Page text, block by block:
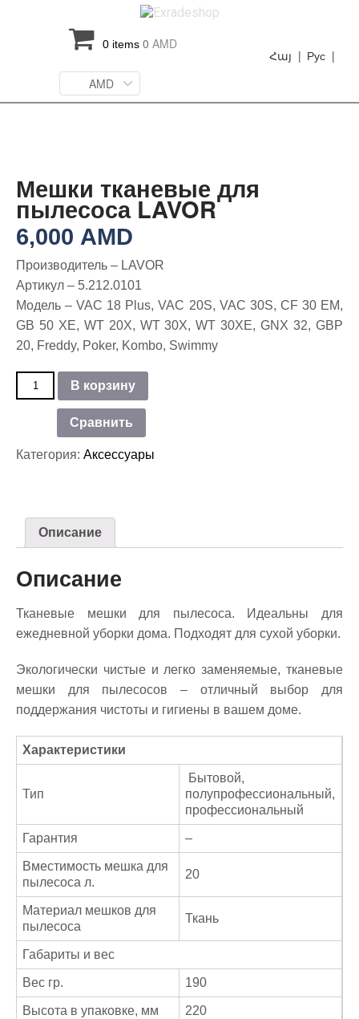
0 items 0 AMD
Рус |
Հայ |
AMD
Мешки тканевые для
пылесоса LAVOR
6,000 AMD
Производитель – LAVOR
Артикул – 5.212.0101
Модель – VAC 18 Plus, VAC 20S, VAC 30S, CF 30 EM,
GB 50 XE, WT 20X, WT 30X, WT 30XE, GNX 32, GBP
20, Freddy, Poker, Kombo, Swimmy
Количество
тканевые
пылесоса
В корзину
Сравнить
Категория: Аксессуары
Описание
Описание
Тканевые мешки для пылесоса. Идеальны для
ежедневной уборки дома. Подходят для сухой уборки.
Экологически чистые и легко заменяемые, тканевые
мешки для пылесосов – отличный выбор для
поддержания чистоты и гигиены в вашем доме.
Характеристики
Тип
Бытовой,
полупрофессиональный,
профессиональный
Гарантия –
Вместимость мешка для
пылесоса л.
20
Материал мешков для
пылесоса
Ткань
Габариты и вес
Вес гр. 190
Высота в упаковке, мм 220